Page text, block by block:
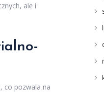
ale i
co pozwala na